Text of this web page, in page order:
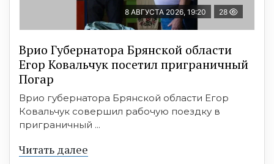
8 АВГУСТА 2026, 19:20 28
Врио Губернатора Брянской области
Егор Ковальчук посетил приграничный
Погар
Врио губернатора Брянской области Егор
Ковальчук совершил рабочую поездку в
приграничный ...
Читать далее